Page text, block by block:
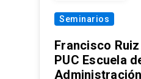
Seminarios
Francisco
PUC Escuela
Administración